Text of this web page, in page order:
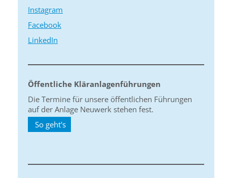
Instagram
Facebook
LinkedIn
Öffentliche Kläranlagenführungen
Die Termine für unsere öffentlichen Führungen
auf der Anlage Neuwerk stehen fest.
So geht's